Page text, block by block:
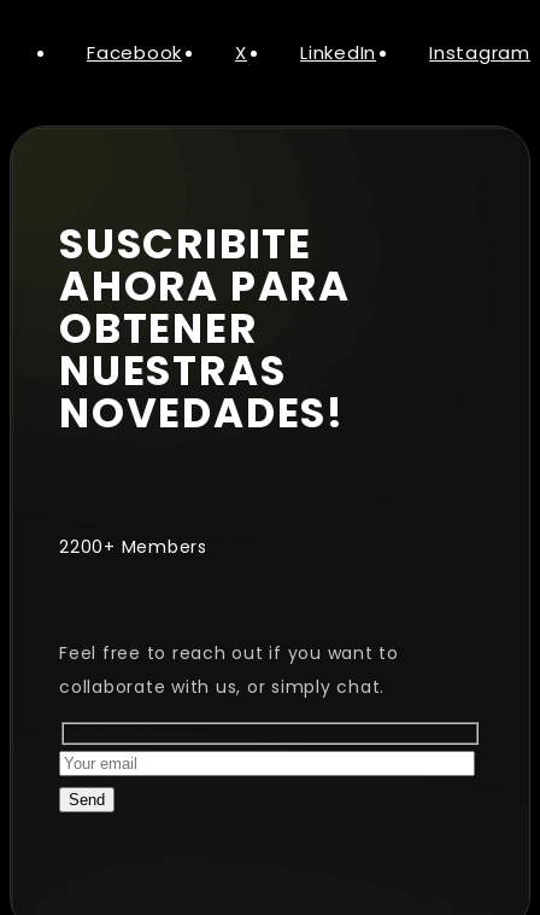
Facebook X LinkedIn Instagram
SUSCRIBITE
AHORA PARA
OBTENER
NUESTRAS
NOVEDADES!
2200+ Members
Feel free to reach out if you want to
collaborate with us, or simply chat.
Send